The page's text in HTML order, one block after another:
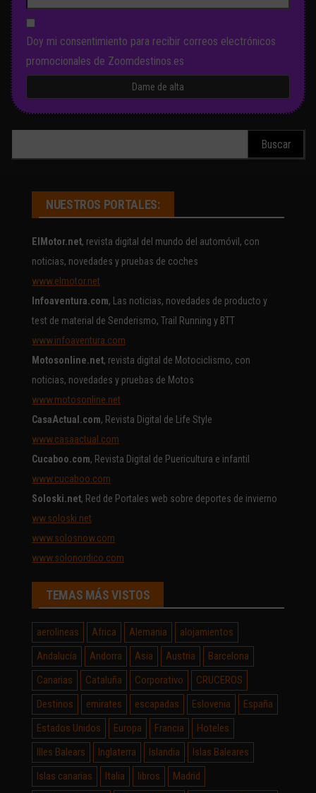
Doy mi consentimiento para recibir correos electrónicos
promocionales de Zoomdestinos.es
NUESTROS PORTALES:
ElMotor.net, revista digital del mundo del automóvil, con
noticias, novedades y pruebas de coches
www.elmotor.net
Infoaventura.com, Las noticias, novedades de producto y
test de material de Senderismo, Trail Running y BTT
www.infoaventura.com
Motosonline.net, revista digital de Motociclismo, con
noticias, novedades y pruebas de Motos
www.motosonline.net
CasaActual.com, Revista Digital de Life Style
www.casaactual.com
Cucaboo.com, Revista Digital de Puericultura e infantil
www.cucaboo.com
Soloski.net, Red de Portales web sobre deportes de invierno
ww.soloski.net
www.solosnow.com
www.solonordico.com
TEMAS MÁS VISTOS
aerolineas Africa Alemania
alojamientos
Andalucía
Andorra Asia Austria
Barcelona
Canarias
Cataluña Corporativo
CRUCEROS
Destinos
emirates escapadas Eslovenia
España
Estados Unidos
Europa Francia
Hoteles
Illes Balears
Inglaterra Islandia
Islas Baleares
Islas canarias
Italia libros
Madrid